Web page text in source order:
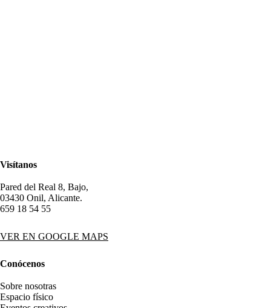
Visítanos
Pared del Real 8, Bajo,
03430 Onil, Alicante.
659 18 54 55
VER EN GOOGLE MAPS
Conócenos
Sobre nosotras
Espacio físico